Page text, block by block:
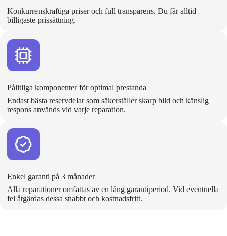
Konkurrenskraftiga priser och full transparens. Du får alltid
billigaste prissättning.
Pålitliga komponenter för optimal prestanda
Endast bästa reservdelar som säkerställer skarp bild och känslig
respons används vid varje reparation.
Enkel garanti på 3 månader
Alla reparationer omfattas av en lång garantiperiod. Vid eventuella
fel åtgärdas dessa snabbt och kostnadsfritt.